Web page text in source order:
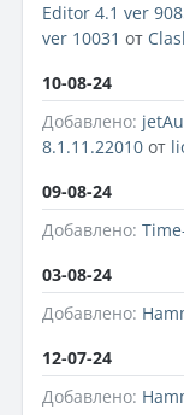
Editor 4.1 ver
ver 10031 от
10-08-24
Добавлено:
8.1.11.22010 от
09-08-24
Добавлено:
03-08-24
Добавлено:
12-07-24
Добавлено: